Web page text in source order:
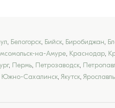
, Белогорск, Бийск, Биробиджан,
на-Амуре, Краснодар,
, Пермь, Петрозаводск,
Южно-Сахалинск, Якутск, Ярославль